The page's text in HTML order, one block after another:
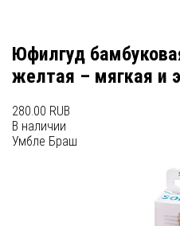
Юфилгуд
желтая – мягкая и
280.00 RUB
В наличии
Умбле Браш